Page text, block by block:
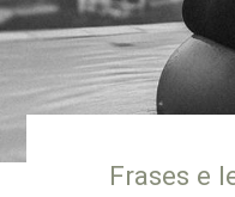
Frases e